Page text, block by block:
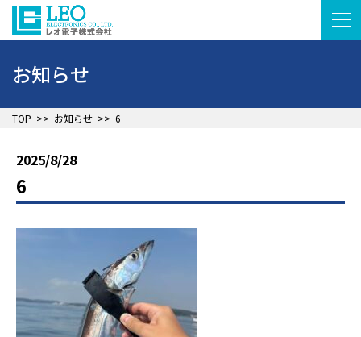
お知らせ
TOP >> お知らせ >> 6
2025/8/28
6